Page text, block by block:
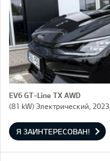
EV6 GT-Line TX AWD
(81 kW) Электрический,
Я ЗАИНТЕРЕСОВАН!